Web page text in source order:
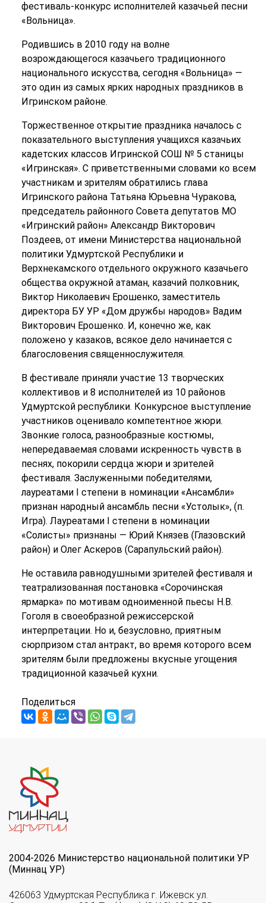
фестиваль-конкурс исполнителей казачьей песни
«Вольница».
Родившись в 2010 году на волне
возрождающегося казачьего традиционного
национального искусства, сегодня «Вольница» —
это один из самых ярких народных праздников в
Игринском районе.
Торжественное открытие праздника началось с
показательного выступления учащихся казачьих
кадетских классов Игринской СОШ № 5 станицы
«Игринская». С приветственными словами ко всем
участникам и зрителям обратились глава
Игринского района Татьяна Юрьевна Чуракова,
председатель районного Совета депутатов МО
«Игринский район» Александр Викторович
Поздеев, от имени Министерства национальной
политики Удмуртской Республики и
Верхнекамского отдельного окружного казачьего
общества окружной атаман, казачий полковник,
Виктор Николаевич Ерошенко, заместитель
директора БУ УР «Дом дружбы народов» Вадим
Викторович Ерошенко. И, конечно же, как
положено у казаков, всякое дело начинается с
благословения священнослужителя.
В фестивале приняли участие 13 творческих
коллективов и 8 исполнителей из 10 районов
Удмуртской республики. Конкурсное выступление
участников оценивало компетентное жюри.
Звонкие голоса, разнообразные костюмы,
непередаваемая словами искренность чувств в
песнях, покорили сердца жюри и зрителей
фестиваля. Заслуженными победителями,
лауреатами I степени в номинации «Ансамбли»
признан народный ансамбль песни «Устолык», (п.
Игра). Лауреатами I степени в номинации
«Солисты» признаны — Юрий Князев (Глазовский
район) и Олег Аскеров (Сарапульский район).
Не оставила равнодушными зрителей фестиваля и
театрализованная постановка «Сорочинская
ярмарка» по мотивам одноименной пьесы Н.В.
Гоголя в своеобразной режиссерской
интерпретации. Но и, безусловно, приятным
сюрпризом стал антракт, во время которого всем
зрителям были предложены вкусные угощения
традиционной казачьей кухни.
Поделиться
2004-2026 Министерство национальной политики УР
(Миннац УР)
426063 Удмуртская Республика г. Ижевск ул.